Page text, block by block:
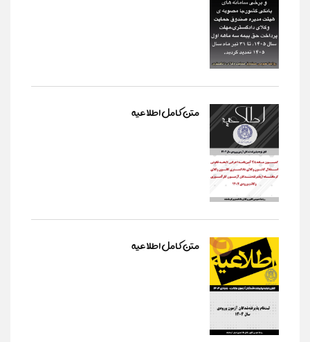
متن کامل اطلاعیه
متن کامل اطلاعیه